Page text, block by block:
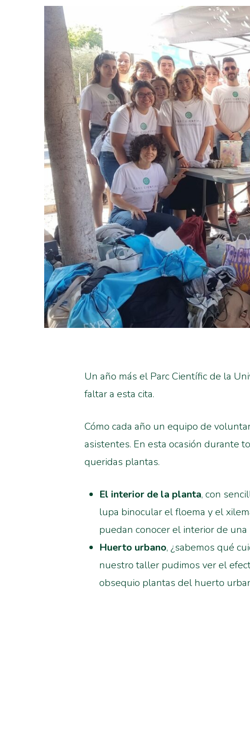
Un año más el Parc Científic de la
faltar a esta cita.
Cómo cada año un equipo de
asistentes. En esta ocasión durante
queridas plantas.
El interior de la planta, con
lupa binocular el floema y el
puedan conocer el interior de una
Huerto urbano, ¿sabemos qué
nuestro taller pudimos ver el
obsequio plantas del huerto